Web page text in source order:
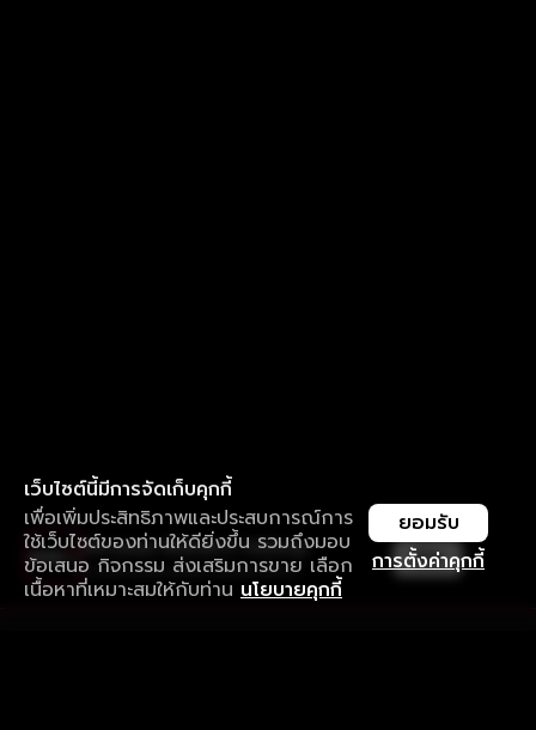
เว็บไซต์นี้มีการจัดเก็บคุกกี้
เพื่อเพิ่มประสิทธิภาพและประสบการณ์การ
ใช้เว็บไซต์ของท่านให้ดียิ่งขึ้น รวมถึงมอบ
ข้อเสนอ กิจกรรม ส่งเสริมการขาย เลือก
เนื้อหาที่เหมาะสมให้กับท่าน นโยบายคุกกี้
การตั้งค่าคุกกี้
ยอมรับ
ใช้งานแอป ลื่นไหลกว่า ไม่มีสะดุด
ดาวน์โหลดแอปเพื่อการรับชมที่ดีกว่า เปิด